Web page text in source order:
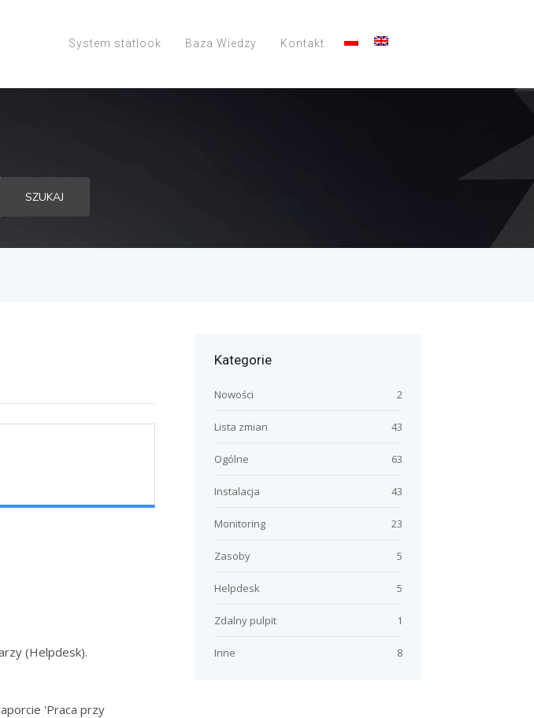
System statlook Baza Wiedzy Kontakt
SZUKAJ
(Helpdesk).
'Praca przy
Kategorie
2
Nowości
43
Lista zmian
63
Ogólne
43
Instalacja
23
Monitoring
5
Zasoby
5
Helpdesk
1
Zdalny pulpit
8
Inne